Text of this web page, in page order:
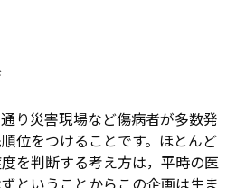
り災害現場など傷病者が多数発
位をつけることです。ほとんど
を判断する考え方は，平時の医
ということからこの企画は生ま